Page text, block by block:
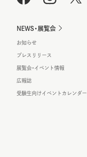
NEWS・展覧会
お知らせ
プレスリリース
展覧会・イベント情報
広報誌
受験生向けイベントカレンダー